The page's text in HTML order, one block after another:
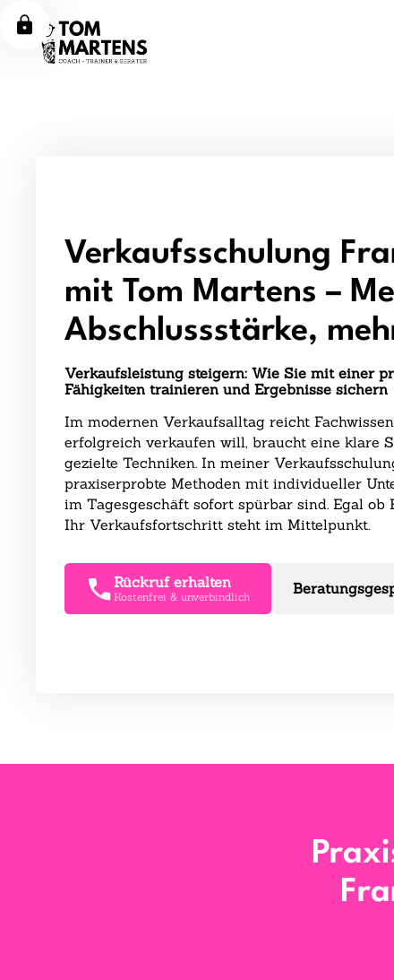
Verkaufsschulung
mit Tom Martens –
Abschlussstärke,
Verkaufsleistung steigern: Wie Sie mit einer
Fähigkeiten trainieren und Ergebnisse sichern
Im modernen Verkaufsalltag reicht
erfolgreich verkaufen will, braucht eine klare
gezielte Techniken. In meiner
praxiserprobte Methoden mit individueller
im Tagesgeschäft sofort spürbar sind. Egal ob
Ihr Verkaufsfortschritt steht im Mittelpunkt.
Rückruf erhalten
Kostenfrei & unverbindlich